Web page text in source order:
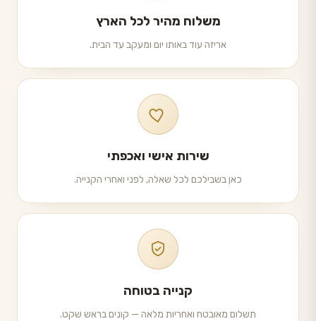
משלוח מהיר לכל הארץ
אריזה עוד באותו יום ומעקב עד הבית.
שירות אישי ואכפתי
כאן בשבילכם לכל שאלה, לפני ואחרי הקנייה.
קנייה בטוחה
תשלום מאובטח ואחריות מלאה — קונים בראש שקט.